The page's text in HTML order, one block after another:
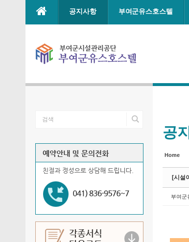
본문으로 바로가기
공지사항 부여군유스호스텔
공
Home
[시설
부여군